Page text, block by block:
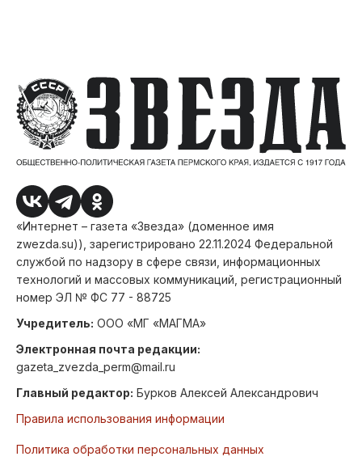
«Интернет – газета «Звезда» (доменное имя
zwezda.su)), зарегистрировано 22.11.2024 Федеральной
службой по надзору в сфере связи, информационных
технологий и массовых коммуникаций, регистрационный
номер ЭЛ № ФС 77 - 88725
Учредитель: ООО «МГ «МАГМА»
Электронная почта редакции:
gazeta_zvezda_perm@mail.ru
Главный редактор: Бурков Алексей Александрович
Правила использования информации
Политика обработки персональных данных